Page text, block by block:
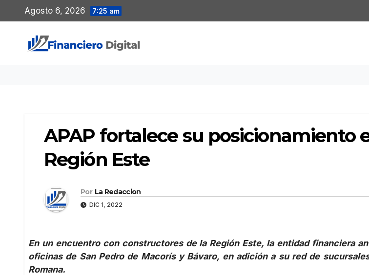
al
contenido
Agosto 6, 2026 7:25 am
APAP fortalece su posicionamiento
Región Este
Por La Redaccion
DIC 1, 2022
En un encuentro con constructores de la Región Este, la entidad financiera
oficinas de San Pedro de Macorís y Bávaro, en adición a su red de
Romana.